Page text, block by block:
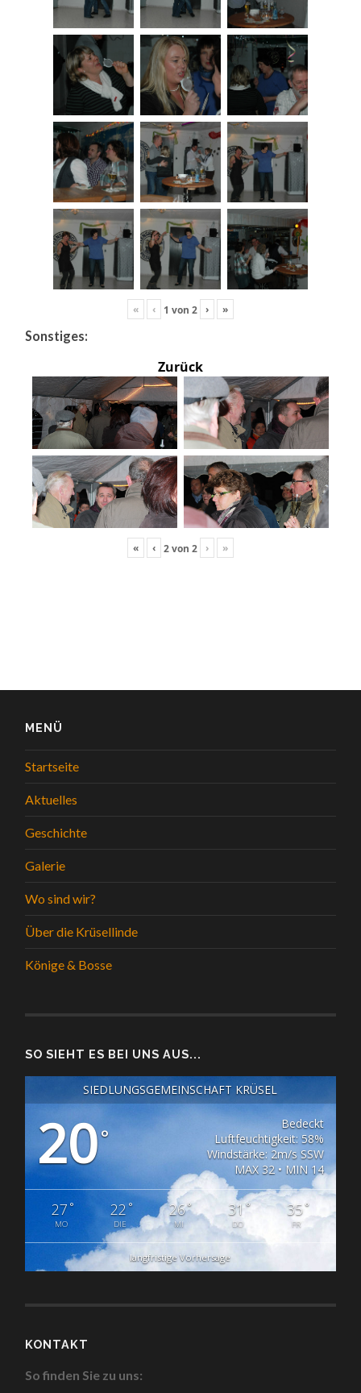
« ‹ 1 von 2 › »
Sonstiges:
Zurück
« ‹ 2von 2 › »
MENÜ
Startseite
Aktuelles
Geschichte
Galerie
Wo sind wir?
Über die Krüsellinde
Könige & Bosse
SO SIEHT ES BEI UNS AUS...
SIEDLUNGSGEMEINSCHAFT KRÜSEL
20°
Bedeckt
Luftfeuchtigkeit: 58%
Windstärke: 2m/s SSW
MAX 32 • MIN 14
27°
MO
22 °
DIE
26°
MI
31°
DO
35°
FR
langfristige Vorhersage
KONTAKT
So finden Sie zu uns: